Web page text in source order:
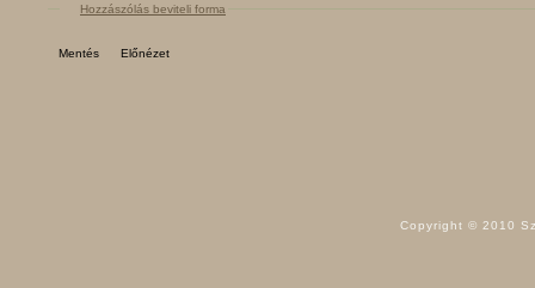
Hozzászólás beviteli forma
Copyright © 2010